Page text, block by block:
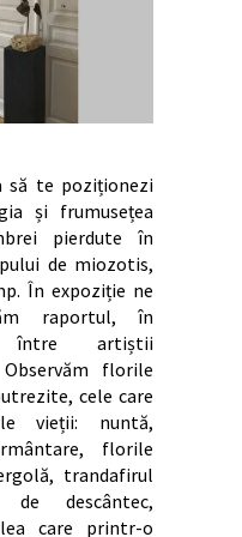
să te poziționezi
și frumusețea
pierdute în
de miozotis,
În expoziție ne
raportul, în
între artiștii
florile
cele care
vieții: nuntă,
florile
trandafirul
de descântec,
care printr-o